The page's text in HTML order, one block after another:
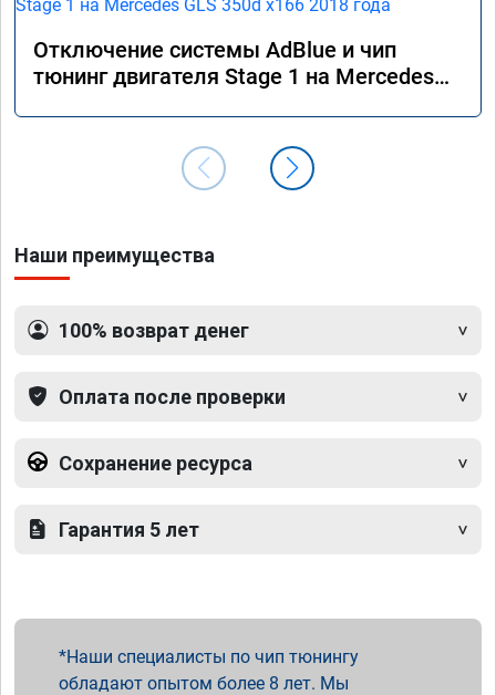
Отключение системы AdBlue и чип
тюнинг двигателя Stage 1 на Mercedes
Наши преимущества
100% возврат денег
Оплата после проверки
Сохранение ресурса
Гарантия 5 лет
Наши специалисты по чип тюнингу
обладают опытом более 8 лет. Мы